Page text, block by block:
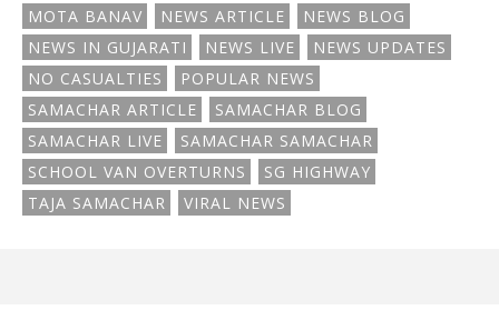
MOTA BANAV
NEWS ARTICLE
NEWS BLOG
NEWS IN GUJARATI
NEWS LIVE
NEWS UPDATES
NO CASUALTIES
POPULAR NEWS
SAMACHAR ARTICLE
SAMACHAR BLOG
SAMACHAR LIVE
SAMACHAR SAMACHAR
SCHOOL VAN OVERTURNS
SG HIGHWAY
TAJA SAMACHAR
VIRAL NEWS